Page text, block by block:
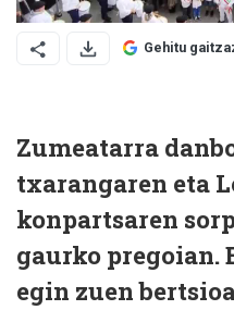
Gehitu
Zumeatarra
txarangaren eta
konpartsaren
gaurko pregoian.
egin zuen